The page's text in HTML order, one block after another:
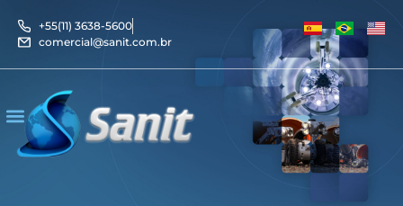
+55(11) 3638-5600
comercial@sanit.com.br